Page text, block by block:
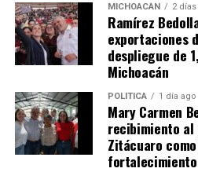
UP NEXT
Rodrigo Dávila de motel se casa
DON'T MISS
Lentes ensangretados de John
protesta al uso de armas
MICHOACÁN 2
Ramírez
exportaciones
despliegue de
Michoacán
POLÍTICA 1 día ago
Mary Carmen
recibimiento al
Zitácuaro